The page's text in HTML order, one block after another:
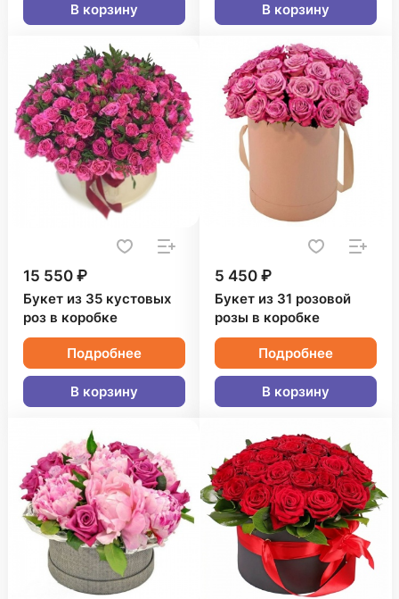
В корзину В корзину
15 550 ₽
Букет из 35 кустовых
роз в коробке
Подробнее
В корзину
5 450 ₽
Букет из 31 розовой
розы в коробке
Подробнее
В корзину